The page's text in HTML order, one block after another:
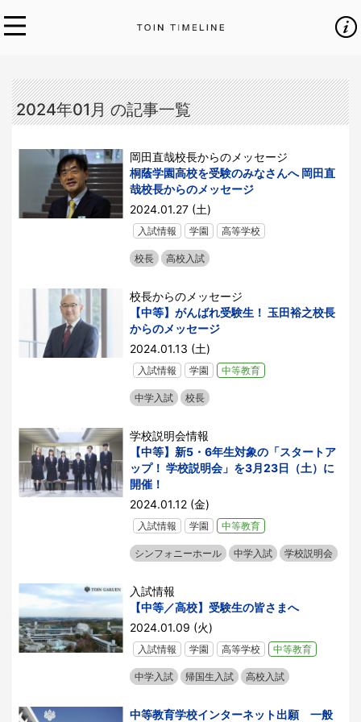
2024年01月 の記事一覧
岡田直哉校長からのメッセージ
桐蔭学園高校を受験のみなさんへ 岡田直
哉校長からのメッセージ
2024.01.27 (土)
入試情報 学園 高等学校
校長 高校入試
校長からのメッセージ
【中等】がんばれ受験生！ 玉田裕之校長
からのメッセージ
2024.01.13 (土)
入試情報 学園 中等教育
中学入試 校長
学校説明会情報
【中等】新5・6年生対象の「スタートア
ップ！ 学校説明会」を3月23日（土）に
開催！
2024.01.12 (金)
入試情報 学園 中等教育
シンフォニーホール 中学入試 学校説明会
入試情報
【中等／高校】受験生の皆さまへ
2024.01.09 (火)
入試情報 学園 高等学校 中等教育
中学入試 帰国生入試 高校入試
中等教育学校インターネット出願 一般